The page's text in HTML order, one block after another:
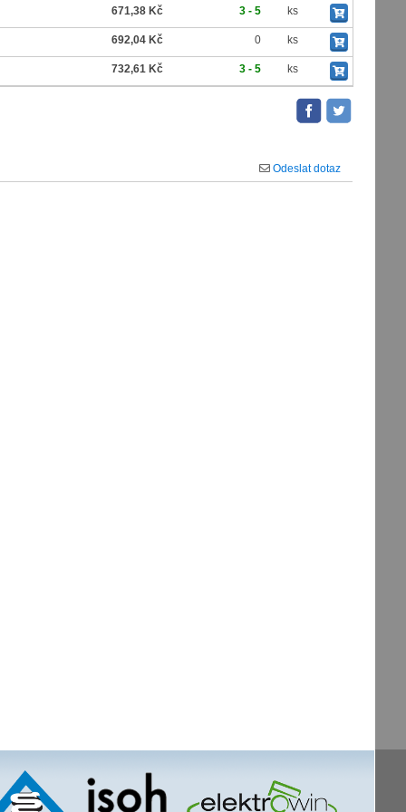
671,38 Kč 3 - 5 ks
692,04 Kč 0 ks
732,61 Kč 3 - 5 ks
Odeslat dotaz